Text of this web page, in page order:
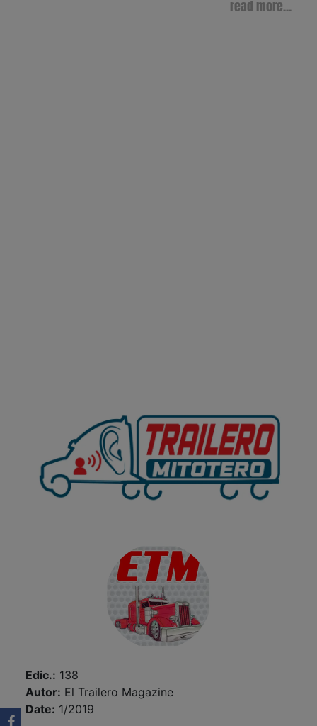
read more...
Edic.: 138
Autor: El Trailero Magazine
Date: 1/2019